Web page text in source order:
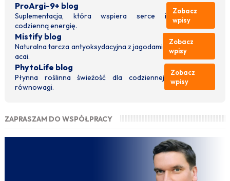
ProArgi-9+ blog
Suplementacja, która wspiera serce i
codzienną energię.
Zobacz
wpisy
Mistify blog
Naturalna tarcza antyoksydacyjna z jagodami
acai.
Zobacz
wpisy
PhytoLife blog
Płynna roślinna świeżość dla codziennej
równowagi.
Zobacz
wpisy
ZAPRASZAM DO WSPÓŁPRACY